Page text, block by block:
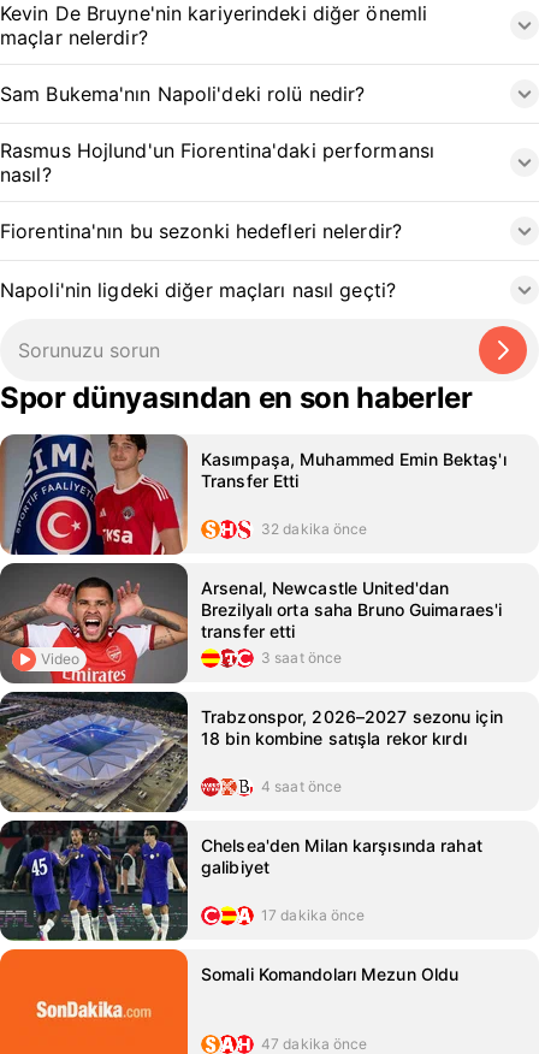
Kevin De Bruyne'nin kariyerindeki diğer önemli
maçlar nelerdir?
Sam Bukema'nın Napoli'deki rolü nedir?
Rasmus Hojlund'un Fiorentina'daki performansı
nasıl?
Fiorentina'nın bu sezonki hedefleri nelerdir?
Napoli'nin ligdeki diğer maçları nasıl geçti?
Spor dünyasından en son haberler
Kasımpaşa, Muhammed Emin Bektaş'ı
Transfer Etti
32 dakika önce
Video
Arsenal, Newcastle United'dan
Brezilyalı orta saha Bruno Guimaraes'i
transfer etti
3 saat önce
Trabzonspor, 2026–2027 sezonu için
18 bin kombine satışla rekor kırdı
4 saat önce
Chelsea'den Milan karşısında rahat
galibiyet
17 dakika önce
Somali Komandoları Mezun Oldu
47 dakika önce